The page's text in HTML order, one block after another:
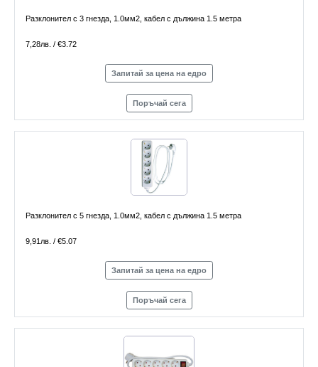
Разклонител с 3 гнезда, 1.0мм2, кабел с дължина 1.5 метра
7,28лв. / €3.72
Запитай за цена на едро
Поръчай сега
Разклонител с 5 гнезда, 1.0мм2, кабел с дължина 1.5 метра
9,91лв. / €5.07
Запитай за цена на едро
Поръчай сега